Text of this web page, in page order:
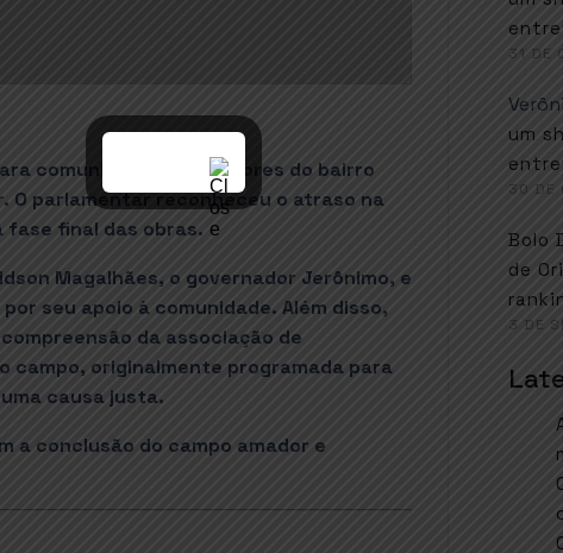
comunicar aos moradores do bairro
O parlamentar reconheceu o atraso na
fase final das obras.
Magalhães, o governador Jerônimo, e
seu apoio à comunidade. Além disso,
da associação de
campo, originalmente programada para
causa justa.
a conclusão do campo amador e
31 DE
um
30 DE
Bolo
de
3 DE